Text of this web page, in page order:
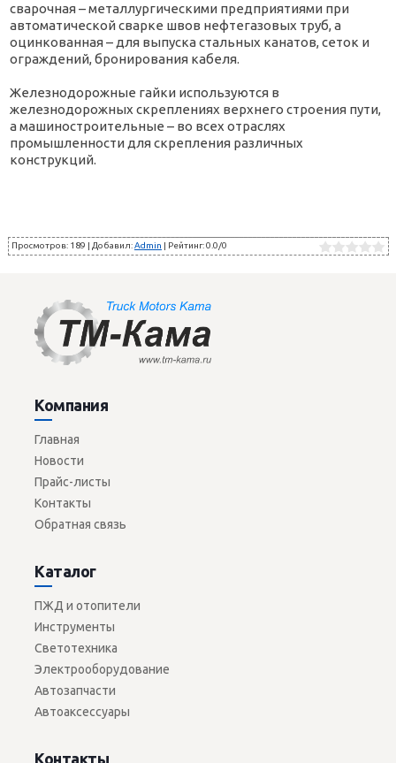
сварочная – металлургическими предприятиями при
автоматической сварке швов нефтегазовых труб, а
оцинкованная – для выпуска стальных канатов, сеток и
ограждений, бронирования кабеля.
Железнодорожные гайки используются в
железнодорожных скреплениях верхнего строения пути,
а машиностроительные – во всех отраслях
промышленности для скрепления различных
конструкций.
Просмотров: 189 | Добавил:Admin | Рейтинг:0.0/0
Компания
Главная
Новости
Прайс-листы
Контакты
Обратная связь
Каталог
ПЖД и отопители
Инструменты
Светотехника
Электрооборудование
Автозапчасти
Автоаксессуары
Контакты